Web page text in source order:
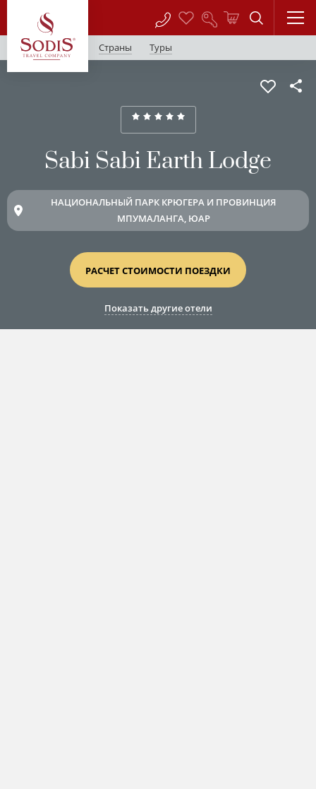
Страны Туры
Sabi Sabi Earth Lodge
НАЦИОНАЛЬНЫЙ ПАРК КРЮГЕРА И ПРОВИНЦИЯ
МПУМАЛАНГА, ЮАР
РАСЧЕТ СТОИМОСТИ ПОЕЗДКИ
Показать другие отели